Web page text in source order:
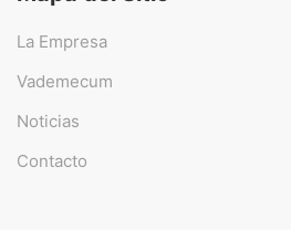
La Empresa
Vademecum
Noticias
Contacto